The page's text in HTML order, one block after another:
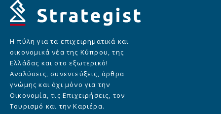
Η πύλη για τα επιχειρηματικά και
οικονομικά νέα της Κύπρου, της
Ελλάδας και στο εξωτερικό!
Αναλύσεις, συνεντεύξεις, άρθρα
γνώμης και όχι μόνο για την
Οικονομία, τις Επιχειρήσεις, τον
Τουρισμό και την Καριέρα.